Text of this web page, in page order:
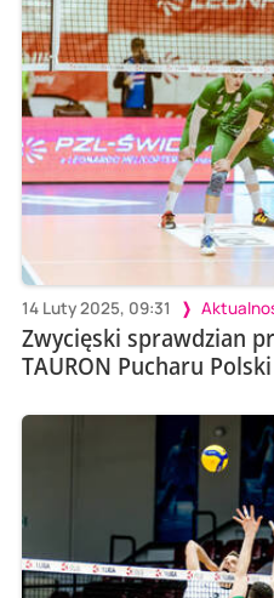
14 Luty 2025, 09:31
Zwycięski sprawdzian
TAURON Pucharu Polski